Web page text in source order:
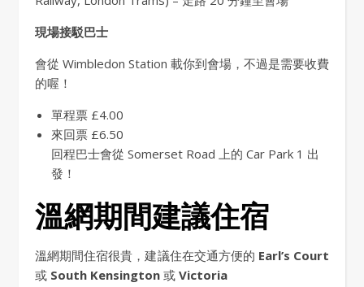
現場接駁巴士
會從 Wimbledon Station 載你到會場，不過是需要收費
的喔！
單程票 £4.00
來回票 £6.50
回程巴士會從 Somerset Road 上的 Car Park 1 出
發！
溫網期間建議住宿
溫網期間住宿很貴，建議住在交通方便的 Earl’s Court
或 South Kensington 或 Victoria